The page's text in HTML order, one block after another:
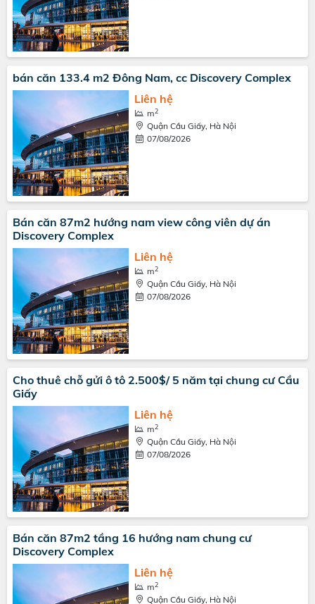
bán căn 133.4 m2 Đông Nam, cc Discovery Complex
Liên hệ
m2
Quận Cầu Giấy, Hà Nội
07/08/2026
Bán căn 87m2 hướng nam view công viên dự án
Discovery Complex
Liên hệ
m2
Quận Cầu Giấy, Hà Nội
07/08/2026
Cho thuê chỗ gửi ô tô 2.500$/ 5 năm tại chung cư Cầu
Giấy
Liên hệ
m2
Quận Cầu Giấy, Hà Nội
07/08/2026
Bán căn 87m2 tầng 16 hướng nam chung cư
Discovery Complex
Liên hệ
m2
Quận Cầu Giấy, Hà Nội